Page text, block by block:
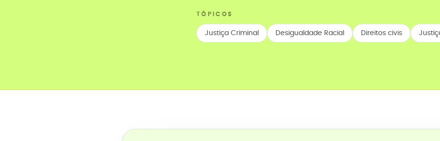
TÓPICOS
Justiça Criminal Desigualdade Racial Direitos civis